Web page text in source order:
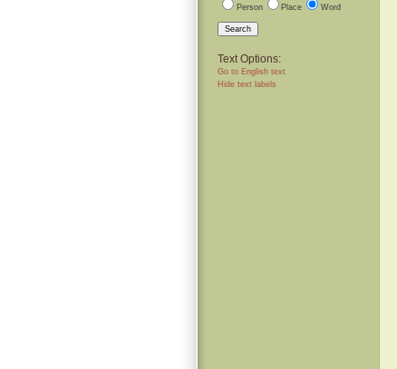
Person Place Word
Search
Text Options:
Go to English text
Hide text labels